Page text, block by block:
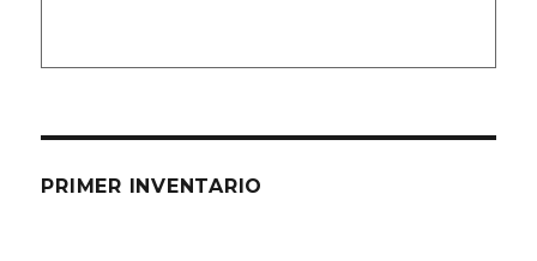
PRIMER INVENTARIO